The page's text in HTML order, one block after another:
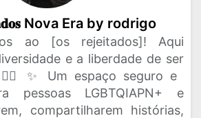
Nova Era by rodrigo
ao [os rejeitados]! Aqui
e a liberdade de ser
✨ Um espaço seguro e
pessoas LGBTQIAPN+ e
compartilharem histórias,